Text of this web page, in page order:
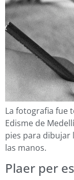
La fotografia fue
Edisme de
pies para dibujar
las manos.
Plaer per